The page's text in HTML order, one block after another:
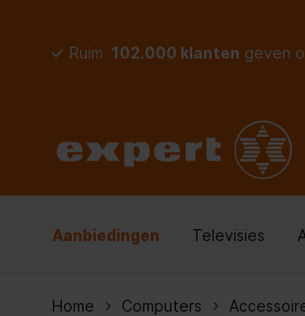
Ruim 102.000 klanten geven
Aanbiedingen Televisies
Home Computers